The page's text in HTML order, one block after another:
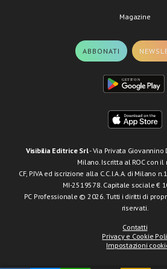
Magazine
ABBONATI
Visibilia Editrice Srl- Via Privata Giovannino
Milano. Iscritta al ROC con il
CF, P.IVA ed iscrizione alla C.C.I.A.A. di Milano
MI-2519578. Capitale sociale €
PC Professionale © 2026. Tutti i diritti di
riservati.
Contatti
Privacy e Cookie
Impostazioni